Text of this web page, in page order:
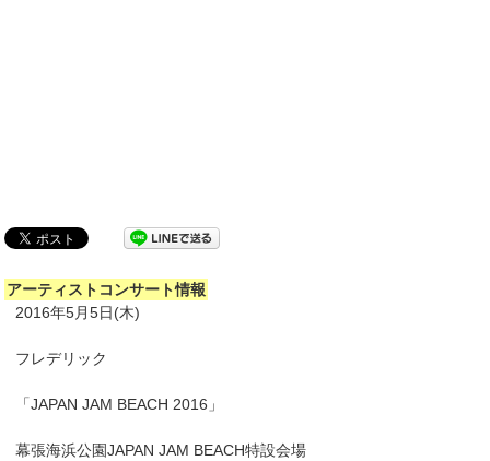
アーティストコンサート情報
2016年5月5日(木)
フレデリック
「JAPAN JAM BEACH 2016」
幕張海浜公園JAPAN JAM BEACH特設会場